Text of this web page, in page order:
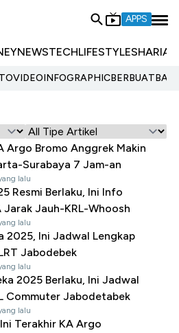
APPS
NEWSTECHLIFESTYLESHARIA
VIDEOINFOGRAPHIC
Argo Bromo Anggrek Makin
Surabaya 7 Jam-an
lalu
Resmi Berlaku, Ini Info
Jarak Jauh-KRL-Whoosh
lalu
2025, Ini Jadwal Lengkap
Jabodebek
lalu
2025 Berlaku, Ini Jadwal
Commuter Jabodetabek
lalu
Terakhir KA Argo